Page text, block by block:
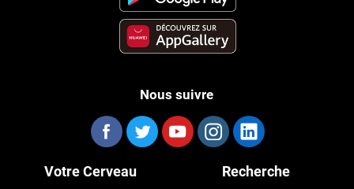
Nous suivre
Votre Cerveau Recherche